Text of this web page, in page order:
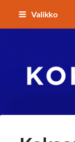
Siirry
sisältöön
Valikko